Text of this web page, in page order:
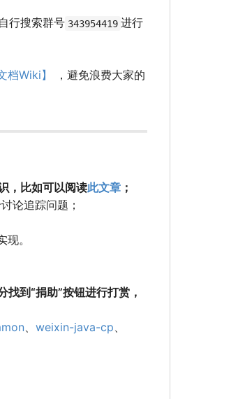
行搜索群号 343954419 进行
档Wiki】
，避免浪费大家的
，比如可以阅读此文章；
论追踪问题；
。
找到“捐助”按钮进行打赏，
、 weixin-java-cp、